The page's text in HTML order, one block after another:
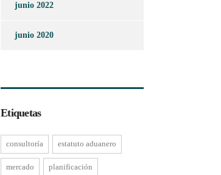
junio 2022
junio 2020
Etiquetas
consultoría estatuto aduanero
mercado planificación